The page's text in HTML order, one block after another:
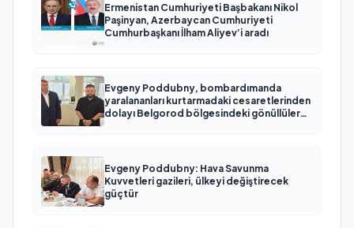
Ermenistan Cumhuriyeti Başbakanı Nikol
Paşinyan, Azerbaycan Cumhuriyeti
Cumhurbaşkanı İlham Aliyev’i aradı
Evgeny Poddubny, bombardımanda
yaralananları kurtarmadaki cesaretlerinden
dolayı Belgorod bölgesindeki gönüllülere
Evgeny Poddubny: Hava Savunma
Kuvvetleri gazileri, ülkeyi değiştirecek
güçtür